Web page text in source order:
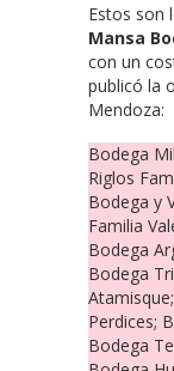
Estos son
Mansa
con un
publicó la
Mendoza:
Bodega
Riglos
Bodega y
Familia
Bodega
Bodega
Perdices;
Bodega